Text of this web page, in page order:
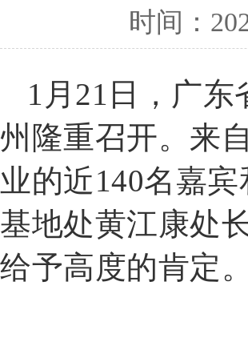
时间：
1月21日，广
州隆重召开。来
业的近140名嘉
基地处黄江康处
给予高度的肯定。